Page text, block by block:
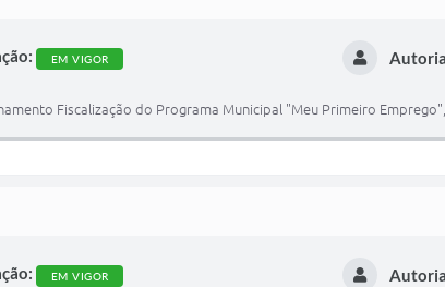
EM VIGOR
Fiscalização do Programa Municipal "Meu Primeiro
EM VIGOR